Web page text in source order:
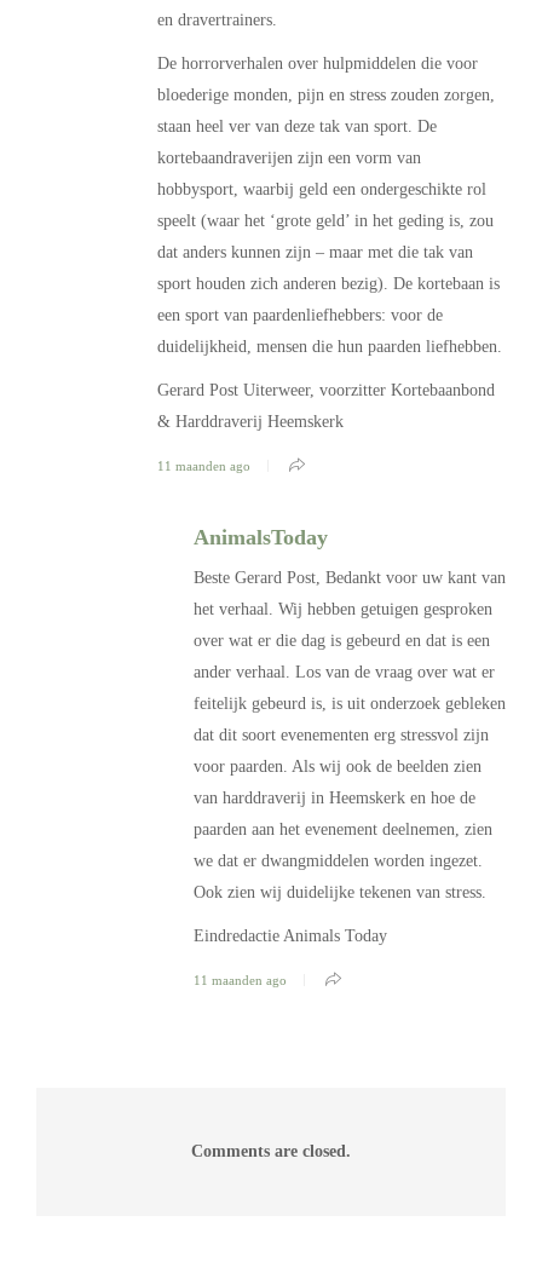
en dravertrainers.
De horrorverhalen over hulpmiddelen die voor
bloederige monden, pijn en stress zouden zorgen,
staan heel ver van deze tak van sport. De
kortebaandraverijen zijn een vorm van
hobbysport, waarbij geld een ondergeschikte rol
speelt (waar het ‘grote geld’ in het geding is, zou
dat anders kunnen zijn – maar met die tak van
sport houden zich anderen bezig). De kortebaan is
een sport van paardenliefhebbers: voor de
duidelijkheid, mensen die hun paarden liefhebben.
Gerard Post Uiterweer, voorzitter Kortebaanbond
& Harddraverij Heemskerk
11 maanden ago
AnimalsToday
Beste Gerard Post, Bedankt voor uw kant van
het verhaal. Wij hebben getuigen gesproken
over wat er die dag is gebeurd en dat is een
ander verhaal. Los van de vraag over wat er
feitelijk gebeurd is, is uit onderzoek gebleken
dat dit soort evenementen erg stressvol zijn
voor paarden. Als wij ook de beelden zien
van harddraverij in Heemskerk en hoe de
paarden aan het evenement deelnemen, zien
we dat er dwangmiddelen worden ingezet.
Ook zien wij duidelijke tekenen van stress.
Eindredactie Animals Today
11 maanden ago
Comments are closed.